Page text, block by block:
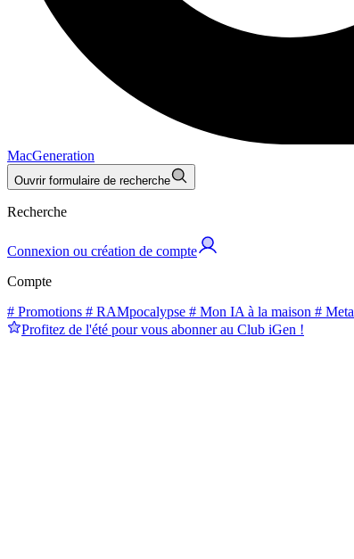
MacGeneration
Ouvrir formulaire de recherche
Recherche
Connexion ou création de compte
Compte
# Promotions # RAMpocalypse # Mon IA à la maison # Meta
Profitez de l'été pour vous abonner au Club iGen !